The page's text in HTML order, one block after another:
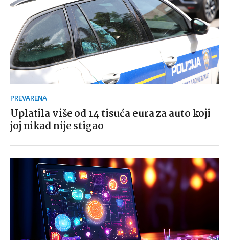
PREVARENA
Uplatila više od 14 tisuća eura za auto koji
joj nikad nije stigao